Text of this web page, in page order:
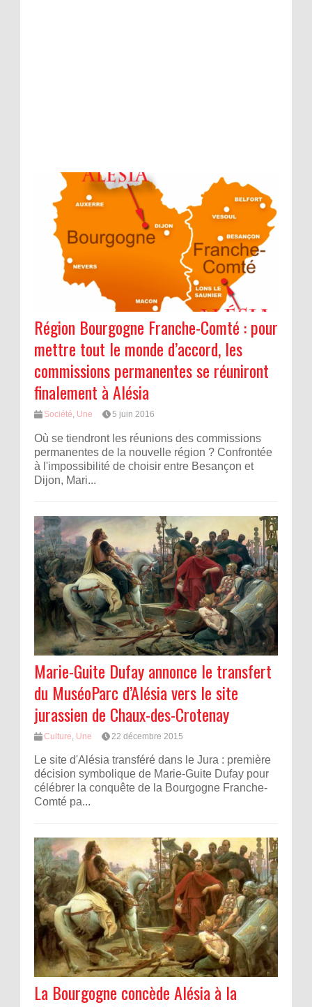
Région Bourgogne Franche-Comté : pour
mettre tout le monde d’accord, les
commissions permanentes se réuniront
finalement à Alésia
Société, Une 5 juin 2016
Où se tiendront les réunions des commissions
permanentes de la nouvelle région ? Confrontée
à l'impossibilité de choisir entre Besançon et
Dijon, Mari...
Marie-Guite Dufay annonce le transfert
du MuséoParc d’Alésia vers le site
jurassien de Chaux-des-Crotenay
Culture Une 22 décembre 2015
Le site d'Alésia transféré dans le Jura : première
décision symbolique de Marie-Guite Dufay pour
célébrer la conquête de la Bourgogne Franche-
Comté pa...
La Bourgogne concède Alésia à la